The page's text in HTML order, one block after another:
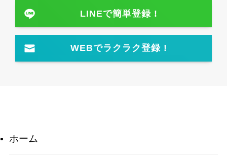
LINEで簡単登録 !
WEBでラクラク登録 !
ホーム